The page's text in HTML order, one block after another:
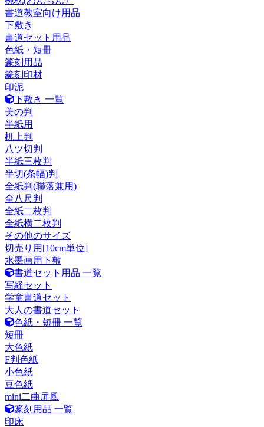
書道教室向け用品
下敷き
書道セット用品
色紙・短冊
篆刻用品
篆刻印材
印泥
下敷き 一覧
美の判
半紙用
机上判
八ツ切判
半紙三枚判
半切(条幅)判
全紙判(聯落兼用)
全八尺判
全紙二枚判
全紙横二枚判
その他のサイズ
切売り用[10cm単位]
水墨画用下敷
書道セット用品 一覧
写経セット
学童書道セット
大人の書道セット
色紙・短冊 一覧
短冊
大色紙
F判色紙
小色紙
豆色紙
mini二曲屏風
篆刻用品 一覧
印床